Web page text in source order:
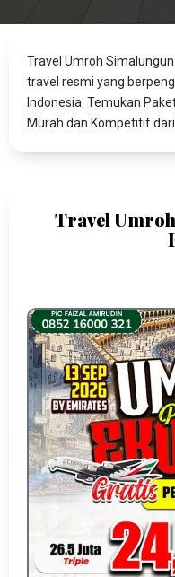
Travel Umroh
travel resmi yang
Indonesia. Temukan
Murah dan Kompetitif
Travel